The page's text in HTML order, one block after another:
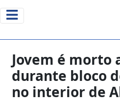
Jovem é morto
durante bloco
no interior de